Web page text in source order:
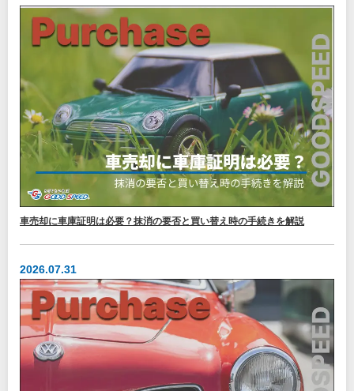
車売却に車庫証明は必要？抹消の要否と買い替え時の手続きを解説
2026.07.31